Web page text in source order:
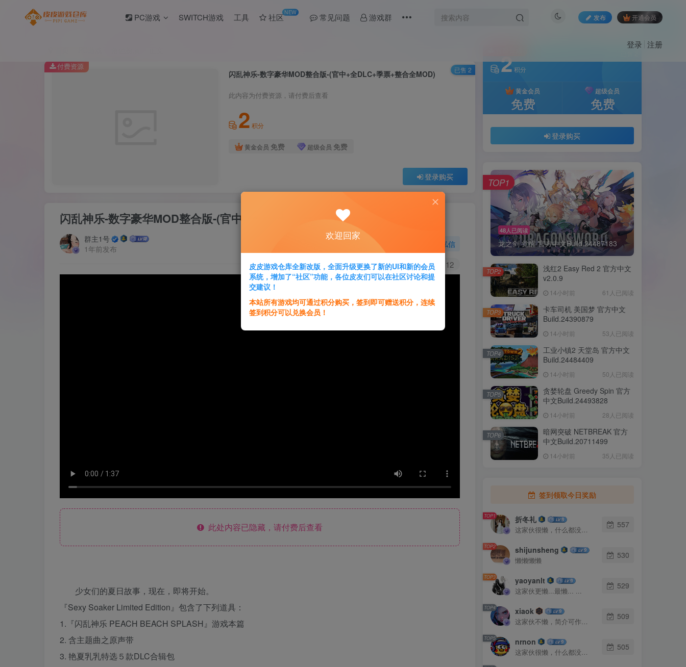
PC游戏 SWITCH游戏 工具 社区NEW 常见问题 游戏群 发布 开通会员
登录 注册
闪乱神乐-数字豪华MOD整合版-(官中+全DLC+季票+整合全MOD)
此内容为付费资源，请付费后查看
2 积分
黄金会员 免费 超级会员 免费
登录购买
付费资源 已售 2
闪乱神乐-数字豪华MOD整合版-(官中+全DLC+季票+整合全MOD)
群主1号
1年前发布
私信
0 60 12
此处内容已隐藏，请付费后查看
少女们的夏日故事，现在，即将开始。
『Sexy Soaker Limited Edition』包含了下列道具：
1.『闪乱神乐 PEACH BEACH SPLASH』游戏本篇
2. 含主题曲之原声带
3. 艳夏乳乳特选５款DLC合辑包
2积分
黄金会员
免费
超级会员
免费
登录购买
48人已阅读
龙之剑 觉醒 官方中文Build.24487183
TOP1
浅红2 Easy Red 2 官方中文
v2.0.9
14小时前 61人已阅读
TOP2
卡车司机 美国梦 官方中文
Build.24390879
14小时前 53人已阅读
TOP3
工业小镇2 天堂岛 官方中文
Build.24484409
14小时前 50人已阅读
TOP4
贪婪轮盘 Greedy Spin 官方
中文Build.24493828
14小时前 28人已阅读
TOP5
暗网突破 NETBREAK 官方
中文Build.20711499
14小时前 35人已阅读
TOP6
签到领取今日奖励
TOP1 折冬礼
这家伙很懒，什么都没有写...
557
TOP2 shijunsheng
懒懒懒懒
530
TOP3 yaoyanlt
这家伙更懒...最懒... ...
529
TOP4 xiaok
这家伙不懒，简介可作证！
509
TOP5 nrnon
这家伙很懒，什么都没有写...
505
欢迎回家
皮皮游戏仓库全新改版，全面升级更换了新的UI和新的会员
系统，增加了“社区”功能，各位皮友们可以在社区讨论和提
交建议！
本站所有游戏均可通过积分购买，签到即可赠送积分，连续
签到积分可以兑换会员！